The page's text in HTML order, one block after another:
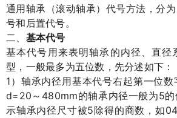
通用轴承（滚动轴承）代号方法，分
号和后置代号。
二、 基本代号
基本代号用来表明轴承的内径、直径
型，一般最多为五位数，先分述如下：
1 ）轴承内径用基本代号右起第一位
d=20 ～ 480mm的轴承内径一般为5
示轴承内径尺寸被5 除得的商数，如04